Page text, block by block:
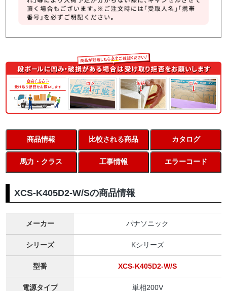
商品情報 比較される商品 カタログ
馬力・クラス 工事情報 エラーコード
XCS-K405D2-W/Sの商品情報
メーカー パナソニック
シリーズ Kシリーズ
型番 XCS-K405D2-W/S
電源タイプ 単相200V